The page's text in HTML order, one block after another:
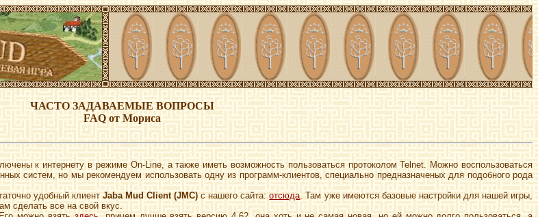
ЧАСТО ЗАДАВАЕМЫЕ ВОПРОСЫ
FAQ от Мориса
к интернету в режиме On-Line, а также иметь возможность пользоваться протоколом Telnet. Можно воспользоваться
систем, но мы рекомендуем использовать одну из программ-клиентов, специально предназначеных для подобного рода
удобный клиентJaba Mud Client (JMC)с нашего сайта:отсюда. Там уже имеются базовые настройки для нашей игры,
сделать все на свой вкус.